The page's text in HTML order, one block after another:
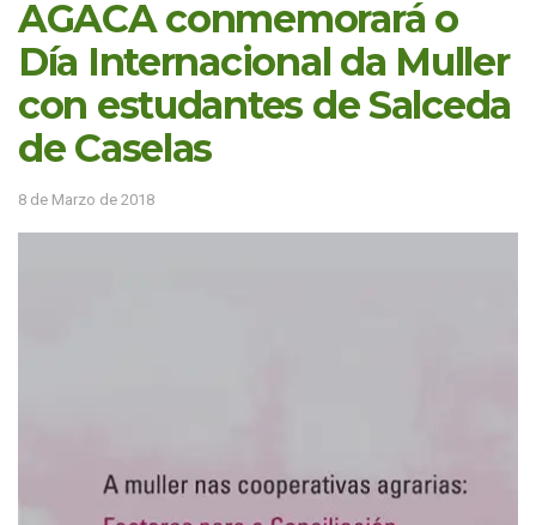
AGACA conmemorará o
Día Internacional da Muller
con estudantes de Salceda
de Caselas
8 de Marzo de 2018